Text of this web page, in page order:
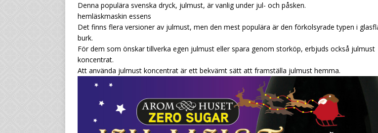
standardläsk
UNCATEGORIZED
[ July 29, 2026 ] Låt Aromhusets stilldrink bli stjärnan på din dryckesbuffé
Denna populära svenska dryck, julmust, är vanlig under jul- och påsken.
hemläskmaskin essens
Det finns flera versioner av julmust, men den mest populära är den förkolsyrade typen i
burk.
För dem som önskar tillverka egen julmust eller spara genom storköp, erbjuds också julmust
koncentrat.
Att använda julmust koncentrat är ett bekvämt sätt att framställa julmust hemma.